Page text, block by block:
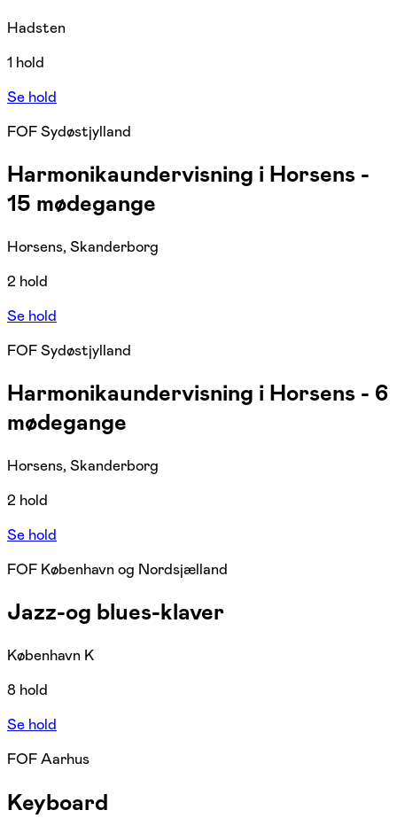
Hadsten
1 hold
Se hold
FOF Sydøstjylland
Harmonikaundervisning i Horsens -
15 mødegange
Horsens, Skanderborg
2 hold
Se hold
FOF Sydøstjylland
Harmonikaundervisning i Horsens - 6
mødegange
Horsens, Skanderborg
2 hold
Se hold
FOF København og Nordsjælland
Jazz-og blues-klaver
København K
8 hold
Se hold
FOF Aarhus
Keyboard